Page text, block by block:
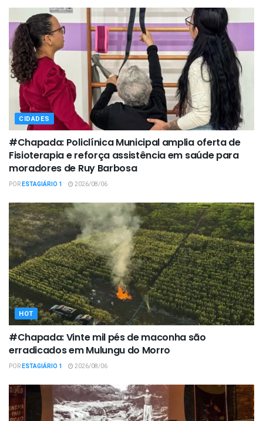
CIDADES
#Chapada: Policlínica Municipal amplia oferta de
Fisioterapia e reforça assistência em saúde para
moradores de Ruy Barbosa
PORESTAGIÁRIO 1 2026/08/06
HOT
#Chapada: Vinte mil pés de maconha são
erradicados em Mulungu do Morro
PORESTAGIÁRIO 1 2026/08/06